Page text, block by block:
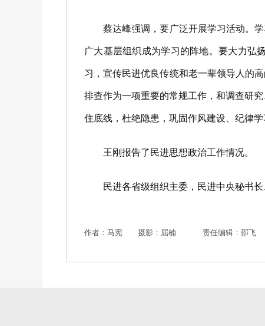
蔡达峰强调，要广泛开展学习活动。学
广大基层组织成为学习的阵地。要大力弘
习，宣传民进优良传统和老一辈领导人的
排查作为一项重要的常规工作，和调查研
住底线，杜绝隐患，巩固作风建设、纪律
王刚报告了民进思想政治工作情况。
民进各省级组织主委，民进中央秘书长
作者：马宪 摄影：屈楠 责任编辑：邵飞